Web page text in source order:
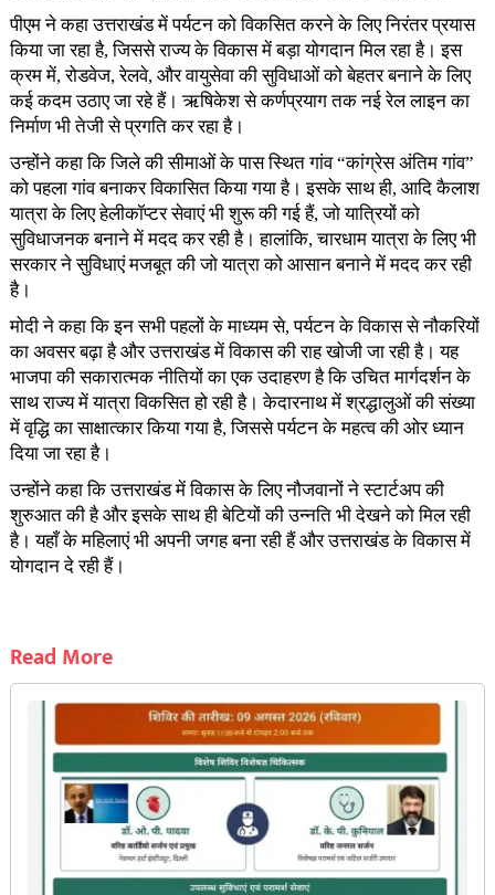
पीएम ने कहा उत्तराखंड में पर्यटन को विकसित करने के लिए निरंतर प्रयास
किया जा रहा है, जिससे राज्य के विकास में बड़ा योगदान मिल रहा है। इस
क्रम में, रोडवेज, रेलवे, और वायुसेवा की सुविधाओं को बेहतर बनाने के लिए
कई कदम उठाए जा रहे हैं। ऋषिकेश से कर्णप्रयाग तक नई रेल लाइन का
निर्माण भी तेजी से प्रगति कर रहा है।
उन्होंने कहा कि जिले की सीमाओं के पास स्थित गांव “कांग्रेस अंतिम गांव”
को पहला गांव बनाकर विकासित किया गया है। इसके साथ ही, आदि कैलाश
यात्रा के लिए हेलीकॉप्टर सेवाएं भी शुरू की गई हैं, जो यात्रियों को
सुविधाजनक बनाने में मदद कर रही है। हालांकि, चारधाम यात्रा के लिए भी
सरकार ने सुविधाएं मजबूत की जो यात्रा को आसान बनाने में मदद कर रही
है।
मोदी ने कहा कि इन सभी पहलों के माध्यम से, पर्यटन के विकास से नौकरियों
का अवसर बढ़ा है और उत्तराखंड में विकास की राह खोजी जा रही है। यह
भाजपा की सकारात्मक नीतियों का एक उदाहरण है कि उचित मार्गदर्शन के
साथ राज्य में यात्रा विकसित हो रही है। केदारनाथ में श्रद्धालुओं की संख्या
में वृद्धि का साक्षात्कार किया गया है, जिससे पर्यटन के महत्व की ओर ध्यान
दिया जा रहा है।
उन्होंने कहा कि उत्तराखंड में विकास के लिए नौजवानों ने स्टार्टअप की
शुरुआत की है और इसके साथ ही बेटियों की उन्नति भी देखने को मिल रही
है। यहाँ के महिलाएं भी अपनी जगह बना रही हैं और उत्तराखंड के विकास में
योगदान दे रही हैं।
Read More